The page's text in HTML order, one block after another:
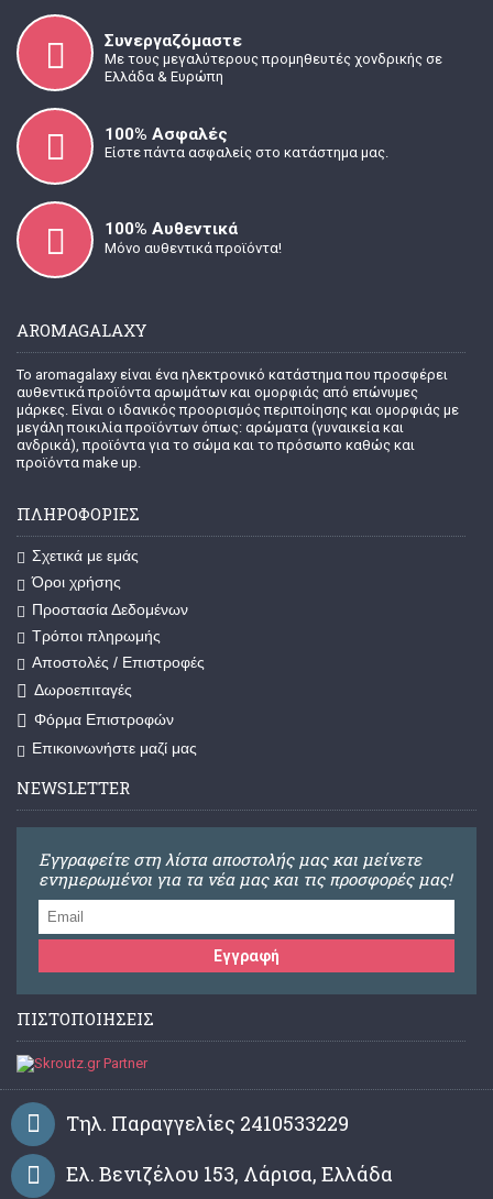
Συνεργαζόμαστε
Με τους μεγαλύτερους προμηθευτές χονδρικής σε
Ελλάδα & Ευρώπη
100% Ασφαλές
Είστε πάντα ασφαλείς στο κατάστημα μας.
100% Αυθεντικά
Μόνο αυθεντικά προϊόντα!
AROMAGALAXY
Το aromagalaxy είναι ένα ηλεκτρονικό κατάστημα που προσφέρει
αυθεντικά προϊόντα αρωμάτων και ομορφιάς από επώνυμες
μάρκες. Είναι ο ιδανικός προορισμός περιποίησης και ομορφιάς με
μεγάλη ποικιλία προϊόντων όπως: αρώματα (γυναικεία και
ανδρικά), προϊόντα για το σώμα και το πρόσωπο καθώς και
προϊόντα make up.
ΠΛΗΡΟΦΟΡΊΕΣ
Σχετικά με εμάς
Όροι χρήσης
Προστασία Δεδομένων
Τρόποι πληρωμής
Αποστολές / Επιστροφές
Δωροεπιταγές
Φόρμα Επιστροφών
Επικοινωνήστε μαζί μας
NEWSLETTER
Εγγραφείτε στη λίστα αποστολής μας και μείνετε
ενημερωμένοι για τα νέα μας και τις προσφορές μας!
Εγγραφή
ΠΙΣΤΟΠΟΙΉΣΕΙΣ
Τηλ. Παραγγελίες 2410533229
Ελ. Βενιζέλου 153, Λάρισα, Ελλάδα